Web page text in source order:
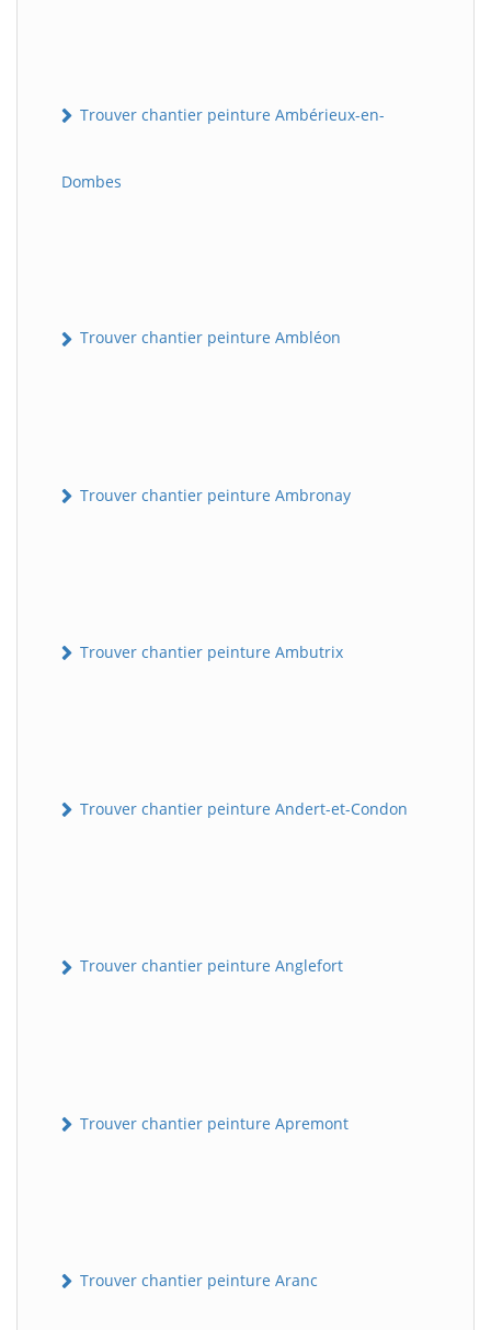
Trouver chantier peinture Ambérieux-en-
Dombes
Trouver chantier peinture Ambléon
Trouver chantier peinture Ambronay
Trouver chantier peinture Ambutrix
Trouver chantier peinture Andert-et-Condon
Trouver chantier peinture Anglefort
Trouver chantier peinture Apremont
Trouver chantier peinture Aranc